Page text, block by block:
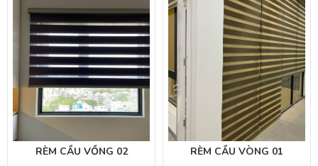
RÈM CẦU VỒNG 02 RÈM CẦU VÒNG 01